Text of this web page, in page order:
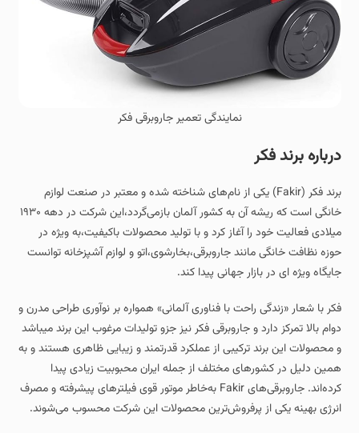
نمایندگی تعمیر جاروبرقی فکر
درباره برند فکر
برند فکر (Fakir) یکی از نام‌های شناخته‌ شده و معتبر در صنعت لوازم
خانگی است که ریشه آن به کشور آلمان بازمی‌گردد،این شرکت در دهه ۱۹۳۰
میلادی فعالیت خود را آغاز کرد و با تولید محصولات باکیفیت،به‌ ویژه در
حوزه نظافت خانگی مانند جاروبرقی،بخارشوی،اتو و لوازم آشپزخانه توانست
جایگاه ویژه‌ ای در بازار جهانی پیدا کند.
فکر با شعار «زندگی راحت‌ با فناوری آلمانی» همواره بر نوآوری طراحی مدرن و
دوام بالا تمرکز دارد و جاروبرقی فکر نیز جزو تولیدات مرغوب این برند میباشد
و محصولات این برند ترکیبی از عملکرد قدرتمند و زیبایی ظاهری هستند و به
همین دلیل در کشورهای مختلف از جمله ایران محبوبیت زیادی پیدا
کرده‌اند. جاروبرقی‌های Fakir به‌خاطر موتور قوی فیلترهای پیشرفته و مصرف
انرژی بهینه یکی از پرفروش‌ترین محصولات این شرکت محسوب می‌شوند.